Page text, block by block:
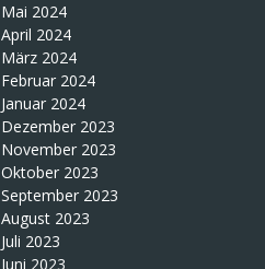
Mai 2024
April 2024
März 2024
Februar 2024
Januar 2024
Dezember 2023
November 2023
Oktober 2023
September 2023
August 2023
Juli 2023
Juni 2023